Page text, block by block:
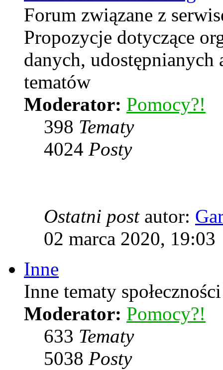
Forum związane z
Propozycje dotyczące
danych, udostępnianych
tematów
Moderator: Pomocy?!
398 Tematy
4024 Posty
Ostatni postautor:
02 marca 2020, 19:03
Inne
Inne tematy
Moderator: Pomocy?!
633 Tematy
5038 Posty